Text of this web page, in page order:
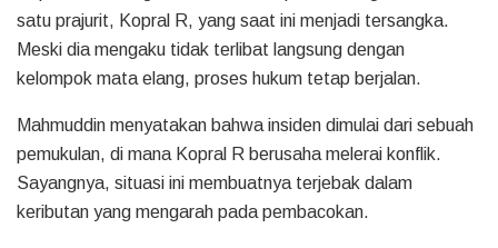
satu prajurit, Kopral R, yang saat ini menjadi tersangka.
Meski dia mengaku tidak terlibat langsung dengan
kelompok mata elang, proses hukum tetap berjalan.
Mahmuddin menyatakan bahwa insiden dimulai dari sebuah
pemukulan, di mana Kopral R berusaha melerai konflik.
Sayangnya, situasi ini membuatnya terjebak dalam
keributan yang mengarah pada pembacokan.